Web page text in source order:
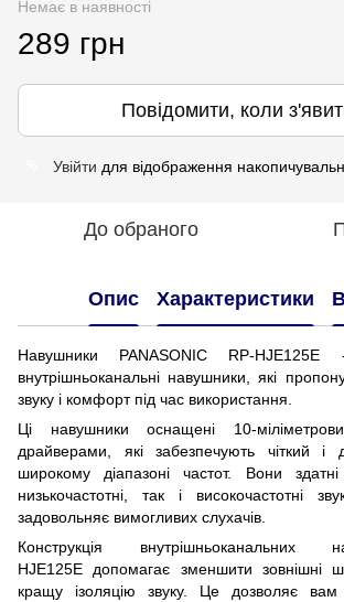
Немає в наявності
289 грн
Повідомити, коли
Увійти для відображення
До обраного
Опис Характеристики
Навушники PANASONIC RP-
внутрішньоканальні навушники, які
звуку і комфорт під час використання.
Ці навушники оснащені 10-
драйверами, які забезпечують чіткий і
широкому діапазоні частот. Вони
низькочастотні, так і високочастотні
задовольняє вимогливих слухачів.
Конструкція внутрішньоканальних
HJE125E допомагає зменшити зовнішні
кращу ізоляцію звуку. Це дозволяє вам